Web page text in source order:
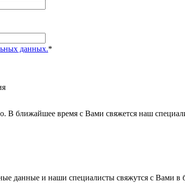
данных.*
В ближайшее время с Вами свяжется наш
данные и наши специалисты свяжутся с Вами